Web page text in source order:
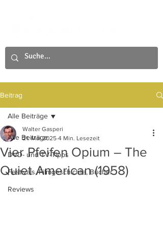
Beitrag
Alle Beiträge
DVD- und TV-Tipps
Festivals, Filmgeschichte, Bücher
Reviews
Alle Beiträge
Vier Pfeifen Opium – The
Quiet American (1958)
Walter Gasperi
21. Mai 2025 4 Min. Lesezeit